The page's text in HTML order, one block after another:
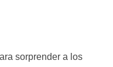
sorprender a los